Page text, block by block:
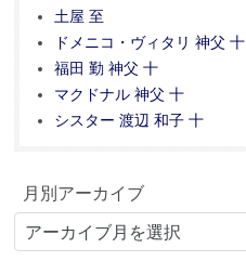
土屋 至
ドメニコ・ヴィタリ 神父 十
福田 勤 神父 十
マクドナル 神父 十
シスター 渡辺 和子 十
月別アーカイブ